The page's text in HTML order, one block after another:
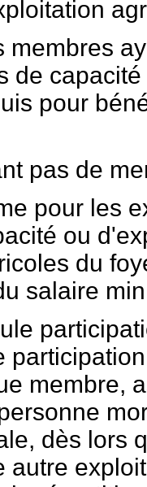
membres
de
pour
pas de
pour les
ou
du
salaire
membre,
dès lors
autre